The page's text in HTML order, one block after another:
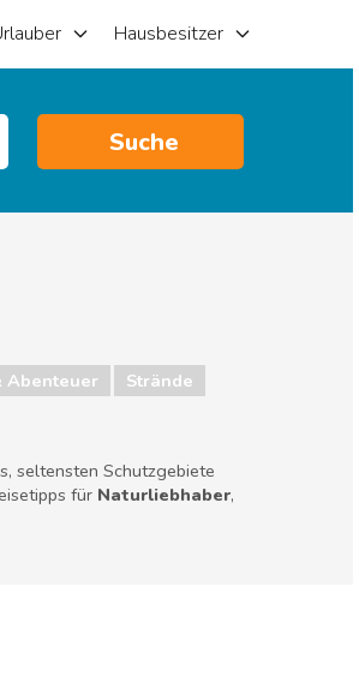
Hausbesitzer
Suche
Abenteuer Strände
seltensten Schutzgebiete
für Naturliebhaber,